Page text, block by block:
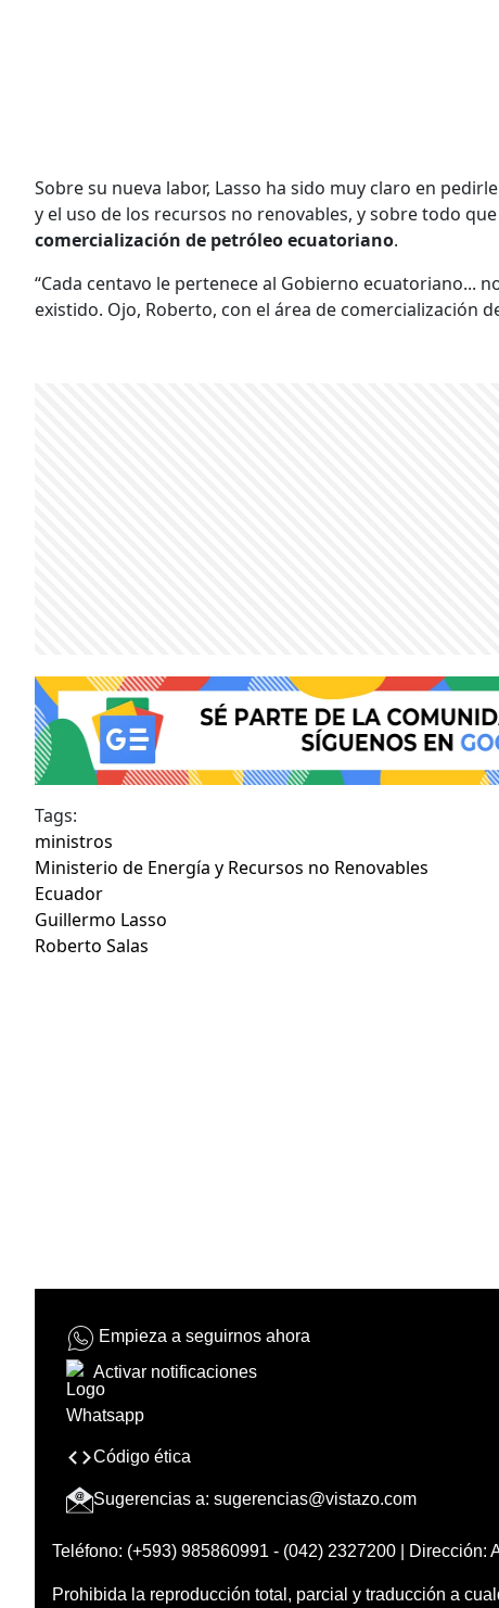
Sobre su nueva labor, Lasso ha sido muy claro en
y el uso de los recursos no renovables, y sobre todo que
comercialización de petróleo ecuatoriano.
“Cada centavo le pertenece al Gobierno ecuatoriano...
existido. Ojo, Roberto, con el área de comercialización
Tags:
ministros
Ministerio de Energía y Recursos no Renovables
Ecuador
Guillermo Lasso
Roberto Salas
Empieza a seguirnos ahora
Activar notificaciones
Código ética
Sugerencias a: sugerencias@vistazo.com
Teléfono: (+593) 985860991 - (042) 2327200 | Dirección:
Prohibida la reproducción total, parcial y traducción a